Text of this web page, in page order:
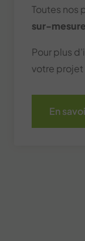
Toutes nos
sur-mesure
Pour plus
votre projet
En